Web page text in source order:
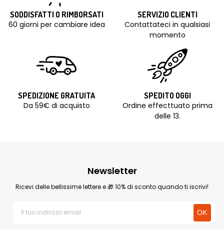
SODDISFATTI O RIMBORSATI
60 giorni per cambiare idea
SERVIZIO CLIENTI
Contattateci in qualsiasi
momento
SPEDIZIONE GRATUITA
Da 59€ di acquisto
SPEDITO OGGI
Ordine effecttuato prima
delle 13.
Newsletter
Ricevi delle bellissime lettere e 🎁 10% di sconto quando ti iscrivi!